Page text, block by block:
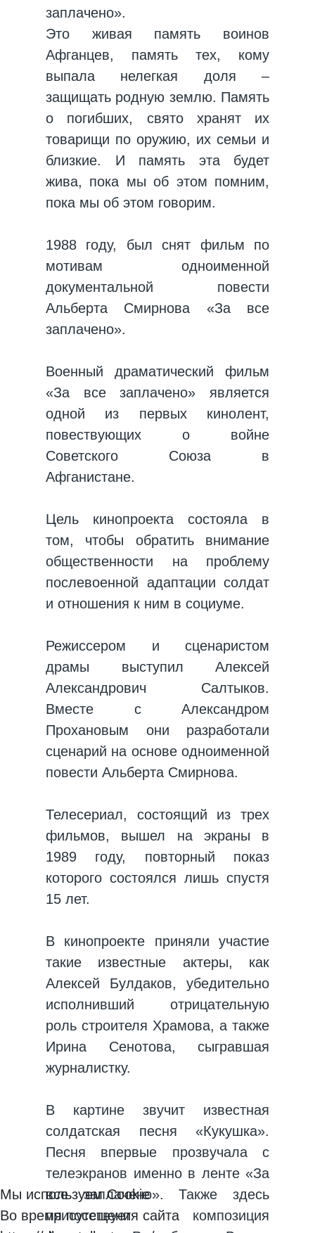
заплачено».
Это живая память воинов
Афганцев, память тех, кому
выпала нелегкая доля –
защищать родную землю. Память
о погибших, свято хранят их
товарищи по оружию, их семьи и
близкие. И память эта будет
жива, пока мы об этом помним,
пока мы об этом говорим.
1988 году, был снят фильм по
мотивам одноименной
документальной повести
Альберта Смирнова «За все
заплачено».
Военный драматический фильм
«За все заплачено» является
одной из первых кинолент,
повествующих о войне
Советского Союза в
Афганистане.
Цель кинопроекта состояла в
том, чтобы обратить внимание
общественности на проблему
послевоенной адаптации солдат
и отношения к ним в социуме.
Режиссером и сценаристом
драмы выступил Алексей
Александрович Салтыков.
Вместе с Александром
Прохановым они разработали
сценарий на основе одноименной
повести Альберта Смирнова.
Телесериал, состоящий из трех
фильмов, вышел на экраны в
1989 году, повторный показ
которого состоялся лишь спустя
15 лет.
В кинопроекте приняли участие
такие известные актеры, как
Алексей Булдаков, убедительно
исполнивший отрицательную
роль строителя Храмова, а также
Ирина Сенотова, сыгравшая
журналистку.
В картине звучит известная
солдатская песня «Кукушка».
Песня впервые прозвучала с
телеэкранов именно в ленте «За
все заплачено». Также здесь
присутствует композиция
Мы используем Cookie
Во время посещения сайта